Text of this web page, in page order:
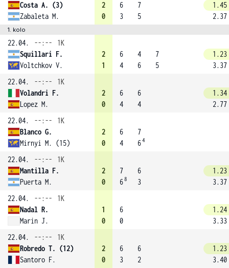
Costa A. (3)
Zabaleta M.
2
0
6
3
7
5
1.45
2.37
1. kolo
22.04. --:--
1K
Squillari F.
Voltchkov V.
2
1
6
4
4
6
7
5
1.23
3.37
22.04.
--:--
1K
Volandri F.
Lopez M.
2
0
6
4
6
4
1.34
2.77
22.04.
--:--
1K
Blanco G.
Mirnyi M. (15)
2
0
6
4
7
64
22.04. --:--
1K
Mantilla F.
Puerta M.
2
0
7
68
6
3
1.23
3.37
22.04.
--:--
1K
Nadal R.
Marin J.
1
0
6
0
1.24
3.33
22.04.
--:--
1K
Robredo T. (12)
Santoro F.
2
0
6
3
6
2
1.23
3.40